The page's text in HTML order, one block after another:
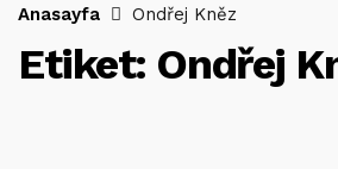
Anasayfa Ondřej Kněz
Etiket: Ondřej